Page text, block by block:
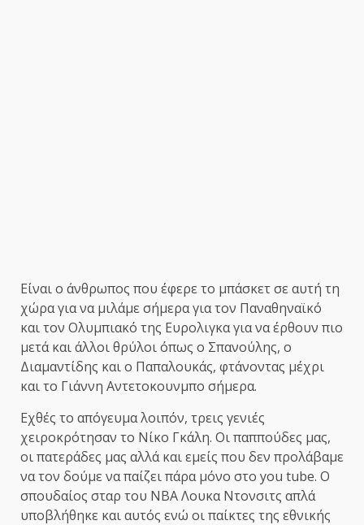
Είναι ο άνθρωπος που έφερε το μπάσκετ σε αυτή τη
χώρα για να μιλάμε σήμερα για τον Παναθηναϊκό
και τον Ολυμπιακό της Ευρολιγκα για να έρθουν πιο
μετά και άλλοι θρύλοι όπως ο Σπανούλης, ο
Διαμαντίδης και ο Παπαλουκάς, φτάνοντας μέχρι
και το Γιάννη Αντετοκουνμπο σήμερα.
Εχθές το απόγευμα λοιπόν, τρεις γενιές
χειροκρότησαν το Νίκο Γκάλη. Οι παππούδες μας,
οι πατεράδες μας αλλά και εμείς που δεν προλάβαμε
να τον δούμε να παίζει πάρα μόνο στο you tube. Ο
σπουδαίος σταρ του ΝΒΑ Λουκα Ντονσιτς απλά
υποβλήθηκε και αυτός ενώ οι παίκτες της εθνικής